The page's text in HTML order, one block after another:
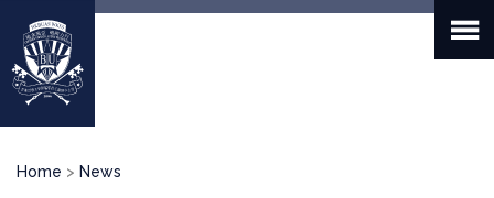
main
content
Breadcrumb
Home News